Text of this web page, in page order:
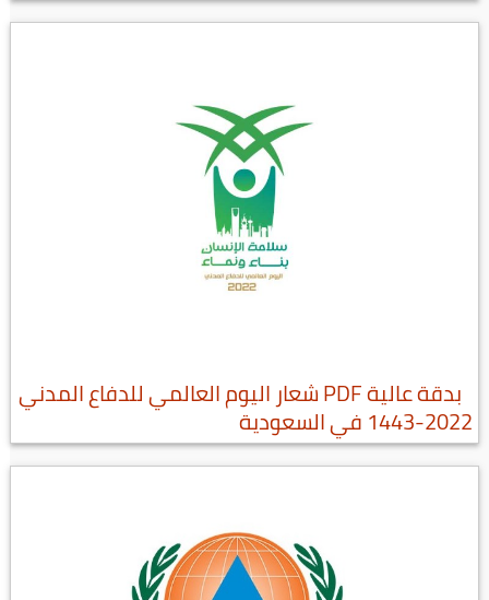
بدقة عالية PDF شعار اليوم العالمي للدفاع المدني
2022-1443 في السعودية